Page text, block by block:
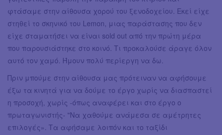
φτάσαμε στην αίθουσα χορού του ξενοδοχείου. Εκεί είχε
στηθεί το σκηνικό του Lemon, μιας παράστασης που δεν
είχε σταματήσει να είναι sold out από την πρώτη μέρα
που παρουσιάστηκε στο κοινό. Τι προκαλούσε άραγε όλον
αυτό τον χαμό. Ήμουν πολύ περίεργη να δω.
Πριν μπούμε στην αίθουσα μας πρότειναν να αφήσουμε
έξω τα κινητά για να δούμε το έργο χωρίς να διασπαστεί
η προσοχή, χωρίς -όπως αναφέρει και στο έργο ο
πρωταγωνιστής- "Να χαθούμε ανάμεσα σε αμέτρητες
επιλογές». Τα αφήσαμε λοιπόν και το ταξίδι